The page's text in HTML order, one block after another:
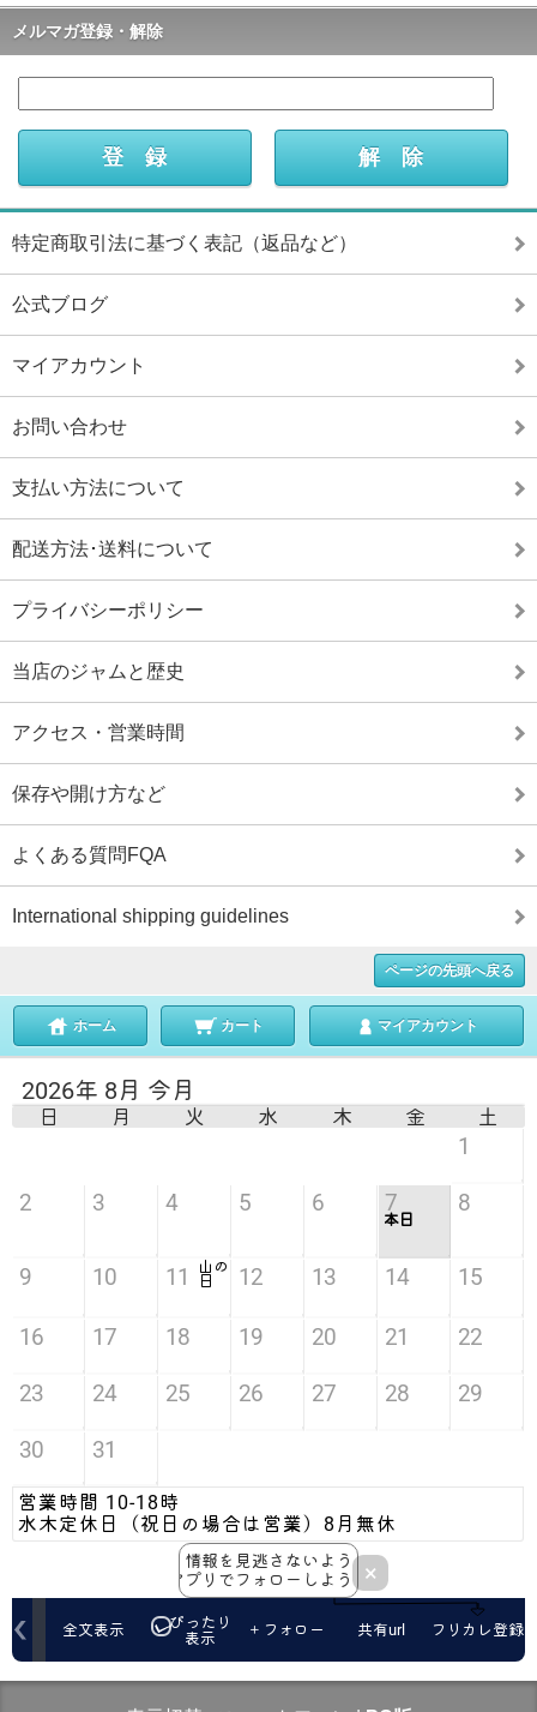
メルマガ登録・解除
特定商取引法に基づく表記（返品など）
公式ブログ
マイアカウント
お問い合わせ
支払い方法について
配送方法･送料について
プライバシーポリシー
当店のジャムと歴史
アクセス・営業時間
保存や開け方など
よくある質問FQA
International shipping guidelines
ページの先頭へ戻る
ホーム カート マイアカウント